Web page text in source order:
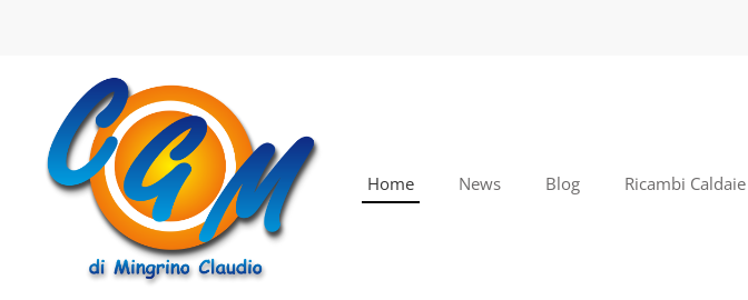
Home
News Blog Ricambi Caldaie